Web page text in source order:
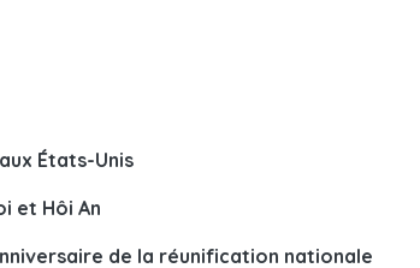
États-Unis
et Hôi An
de la réunification nationale